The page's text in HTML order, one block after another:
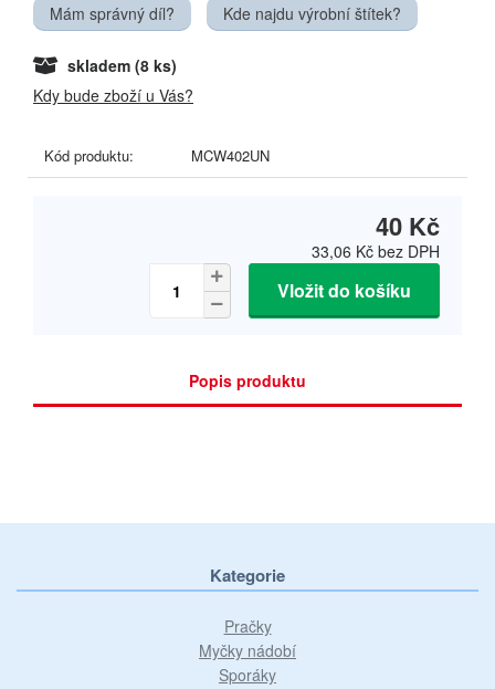
Mám správný díl? Kde najdu výrobní štítek?
skladem (8 ks)
Kdy bude zboží u Vás?
Kód produktu: MCW402UN
40 Kč
33,06 Kč bez DPH
Vložit do košíku
Popis produktu
Kategorie
Pračky
Myčky nádobí
Sporáky